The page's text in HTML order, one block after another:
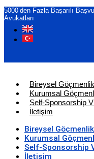
5000’den Fazla Başarılı
Avukatları
Bireysel Göçmenlik
Kurumsal
Self-Sponsorship
İletişim
Bireysel Göçmenlik
Kurumsal
Self-Sponsorship
İletişim